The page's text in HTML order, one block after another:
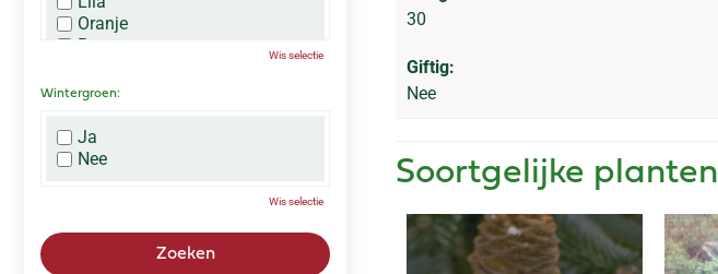
30
Giftig:
Nee
Soortgelijke planten
Oranje
Paars
Roze
Zwart
Wis selectie
Wintergroen:
Ja
Nee
Wis selectie